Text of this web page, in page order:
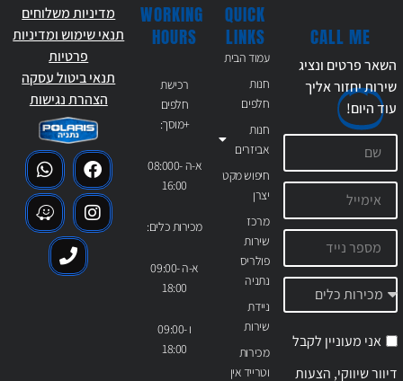
QUICK
LINKS
עמוד הבית
חנות
חלפים
חנות
אביזרים
חיפוש מקט
יצרן
מרכז
שירות
פולריס
נתניה
ניידת
שירות
מכירות
וטרייד אין
WORKING
HOURS
רכישת
חלפים
+מוסך:
א-ה 08:000-
16:00
מכירות כלים:
א-ה 09:00-
18:00
ו 09:00-
18:00
CALL ME
השאר פרטים ונציג
שירות יחזור אליך
עודהיום!
אני מעוניין לקבל
דיוור שיווקי, הצעות
מדיניות משלוחים
תנאי שימוש ומדיניות
פרטיות
תנאי ביטול עסקה
הצהרת נגישות